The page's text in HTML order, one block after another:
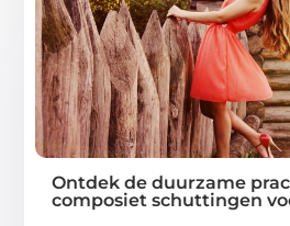
Ontdek de duurzame
composiet schuttingen